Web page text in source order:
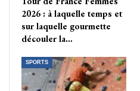
2026 : à laquelle temps et
sur laquelle gourmette
découler la…
SPORTS